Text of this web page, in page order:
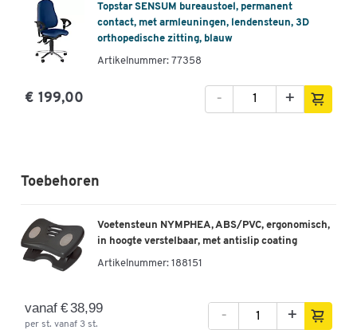
Topstar SENSUM bureaustoel, permanent
contact, met armleuningen, lendensteun, 3D
orthopedische zitting, blauw
Artikelnummer: 77358
€ 199,00 +
-
Toebehoren
Voetensteun NYMPHEA, ABS/PVC, ergonomisch,
in hoogte verstelbaar, met antislip coating
Artikelnummer: 188151
vanaf € 38,99
per st. vanaf 3 st.
- +